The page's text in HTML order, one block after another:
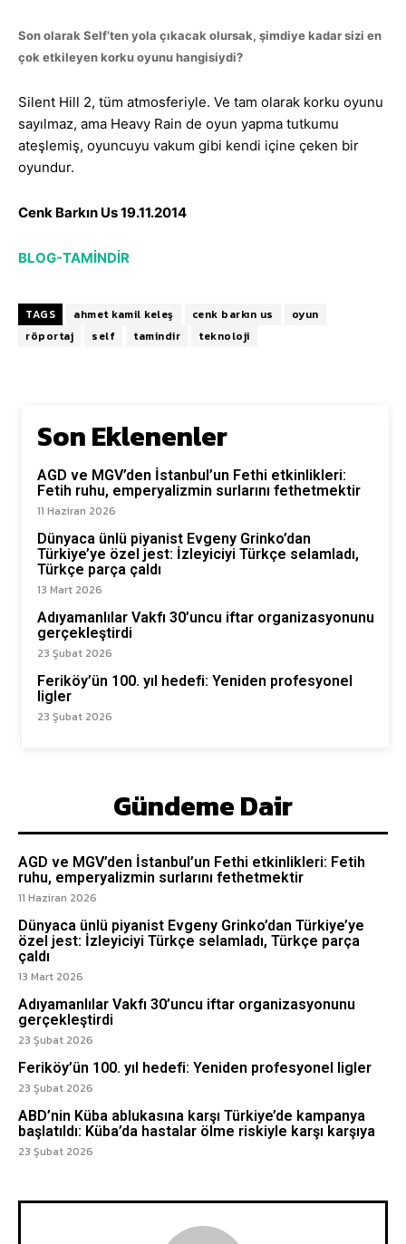
Son olarak Self’ten yola çıkacak olursak, şimdiye kadar sizi en
çok etkileyen korku oyunu hangisiydi?
Silent Hill 2, tüm atmosferiyle. Ve tam olarak korku oyunu
sayılmaz, ama Heavy Rain de oyun yapma tutkumu
ateşlemiş, oyuncuyu vakum gibi kendi içine çeken bir
oyundur.
Cenk Barkın Us 19.11.2014
BLOG-TAMİNDİR
TAGS ahmet kamil keleş cenk barkın us
oyun
röportaj
self tamindir teknoloji
Son Eklenenler
AGD ve MGV’den İstanbul’un Fethi etkinlikleri:
Fetih ruhu, emperyalizmin surlarını fethetmektir
11 Haziran 2026
Dünyaca ünlü piyanist Evgeny Grinko’dan
Türkiye’ye özel jest: İzleyiciyi Türkçe selamladı,
Türkçe parça çaldı
13 Mart 2026
Adıyamanlılar Vakfı 30’uncu iftar organizasyonunu
gerçekleştirdi
23 Şubat 2026
Feriköy’ün 100. yıl hedefi: Yeniden profesyonel
ligler
23 Şubat 2026
Gündeme Dair
AGD ve MGV’den İstanbul’un Fethi etkinlikleri: Fetih
ruhu, emperyalizmin surlarını fethetmektir
11 Haziran 2026
Dünyaca ünlü piyanist Evgeny Grinko’dan Türkiye’ye
özel jest: İzleyiciyi Türkçe selamladı, Türkçe parça
çaldı
13 Mart 2026
Adıyamanlılar Vakfı 30’uncu iftar organizasyonunu
gerçekleştirdi
23 Şubat 2026
Feriköy’ün 100. yıl hedefi: Yeniden profesyonel ligler
23 Şubat 2026
ABD’nin Küba ablukasına karşı Türkiye’de kampanya
başlatıldı: Küba’da hastalar ölme riskiyle karşı karşıya
23 Şubat 2026